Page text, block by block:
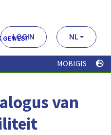
LOGIN NL
MOBIGIS
van